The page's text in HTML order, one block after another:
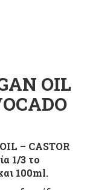
OIL
– CASTOR
1/3 το
100ml.